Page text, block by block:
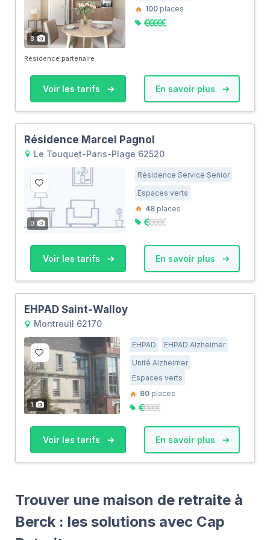
8
100 places
Résidence partenaire
Voir les tarifs En savoir plus
Résidence Marcel Pagnol
Le Touquet-Paris-Plage 62520
0
Résidence Service Senior
Espaces verts
48 places
Voir les tarifs En savoir plus
EHPAD Saint-Walloy
Montreuil 62170
1
EHPAD
EHPAD Alzheimer
Unité Alzheimer
Espaces verts
80 places
Voir les tarifs En savoir plus
Trouver une maison de retraite à
Berck : les solutions avec Cap